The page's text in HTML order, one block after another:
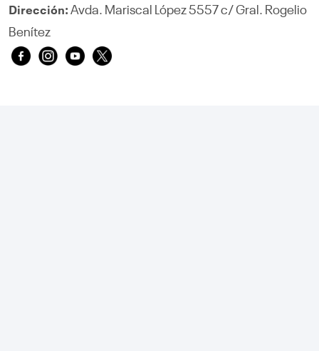
Dirección: Avda. Mariscal López 5557 c/ Gral. Rogelio
Benítez